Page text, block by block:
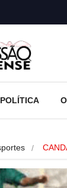
POLÍTICA